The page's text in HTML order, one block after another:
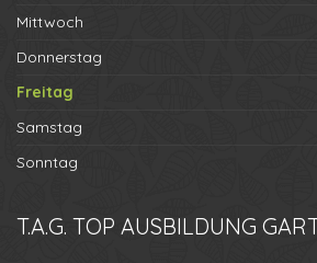
Mittwoch
Donnerstag
Freitag
Samstag
Sonntag
T.A.G. TOP AUSBILDUNG